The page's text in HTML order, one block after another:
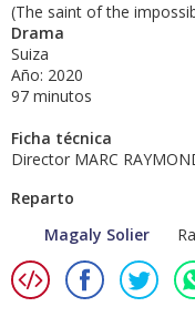
(The saint of the
Drama
Suiza
Año: 2020
97 minutos
Ficha técnica
Director MARC
Reparto
Magaly Solier